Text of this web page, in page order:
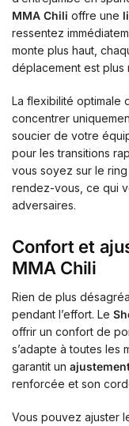
MMA Chili offre une
ressentez
monte plus haut,
déplacement est plus
La flexibilité optimale
concentrer
soucier de votre
pour les transitions
vous soyez sur le
rendez-vous, ce qui
adversaires.
Confort et
MMA Chili
Rien de plus
pendant l’effort. Le
offrir un confort de
s’adapte à toutes les
garantit un
renforcée et son
Vous pouvez ajuster